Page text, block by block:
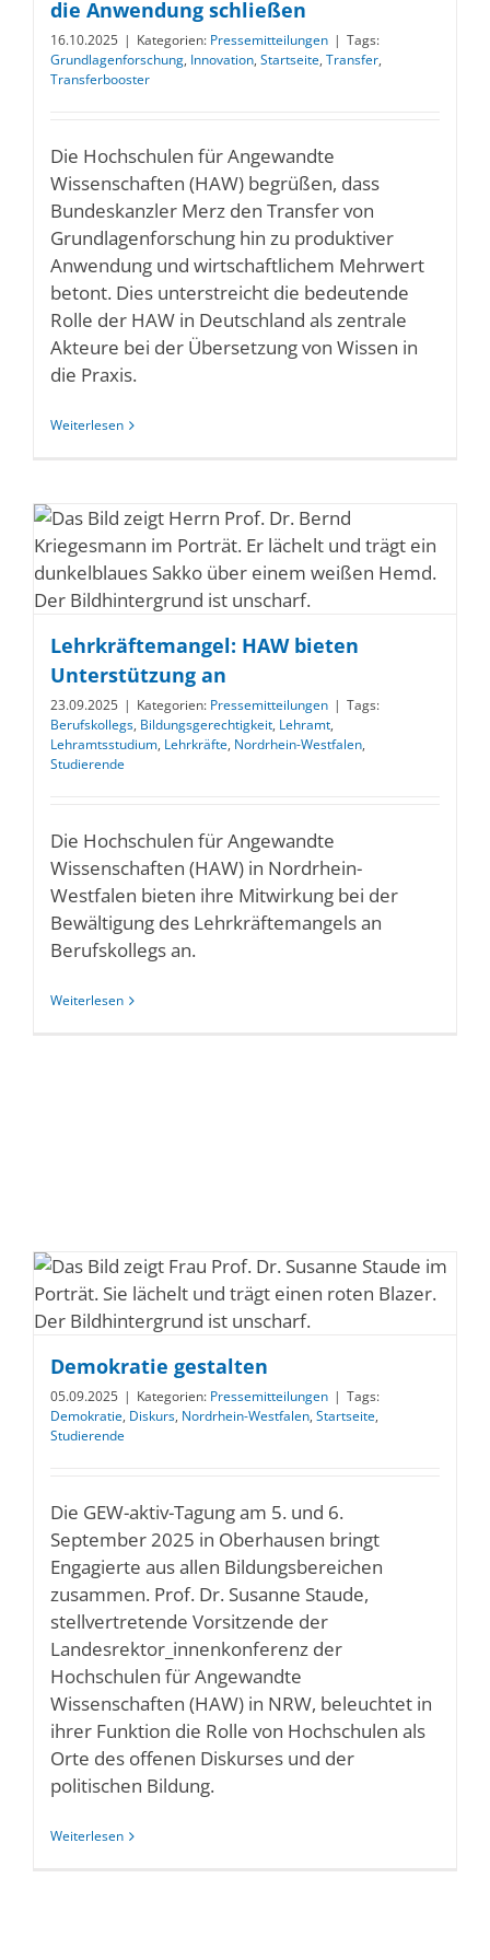
die Anwendung schließen
16.10.2025 | Kategorien: Pressemitteilungen | Tags:
Grundlagenforschung, Innovation, Startseite, Transfer,
Transferbooster
Die Hochschulen für Angewandte
Wissenschaften (HAW) begrüßen, dass
Bundeskanzler Merz den Transfer von
Grundlagenforschung hin zu produktiver
Anwendung und wirtschaftlichem Mehrwert
betont. Dies unterstreicht die bedeutende
Rolle der HAW in Deutschland als zentrale
Akteure bei der Übersetzung von Wissen in
die Praxis.
Weiterlesen
Lehrkräftemangel: HAW bieten
Unterstützung an
23.09.2025 | Kategorien: Pressemitteilungen | Tags:
Berufskollegs, Bildungsgerechtigkeit, Lehramt,
Lehramtsstudium, Lehrkräfte, Nordrhein-Westfalen,
Studierende
Die Hochschulen für Angewandte
Wissenschaften (HAW) in Nordrhein-
Westfalen bieten ihre Mitwirkung bei der
Bewältigung des Lehrkräftemangels an
Berufskollegs an.
Weiterlesen
Demokratie gestalten
05.09.2025 | Kategorien: Pressemitteilungen | Tags:
Demokratie, Diskurs, Nordrhein-Westfalen, Startseite,
Studierende
Die GEW-aktiv-Tagung am 5. und 6.
September 2025 in Oberhausen bringt
Engagierte aus allen Bildungsbereichen
zusammen. Prof. Dr. Susanne Staude,
stellvertretende Vorsitzende der
Landesrektor_innenkonferenz der
Hochschulen für Angewandte
Wissenschaften (HAW) in NRW, beleuchtet in
ihrer Funktion die Rolle von Hochschulen als
Orte des offenen Diskurses und der
politischen Bildung.
Weiterlesen